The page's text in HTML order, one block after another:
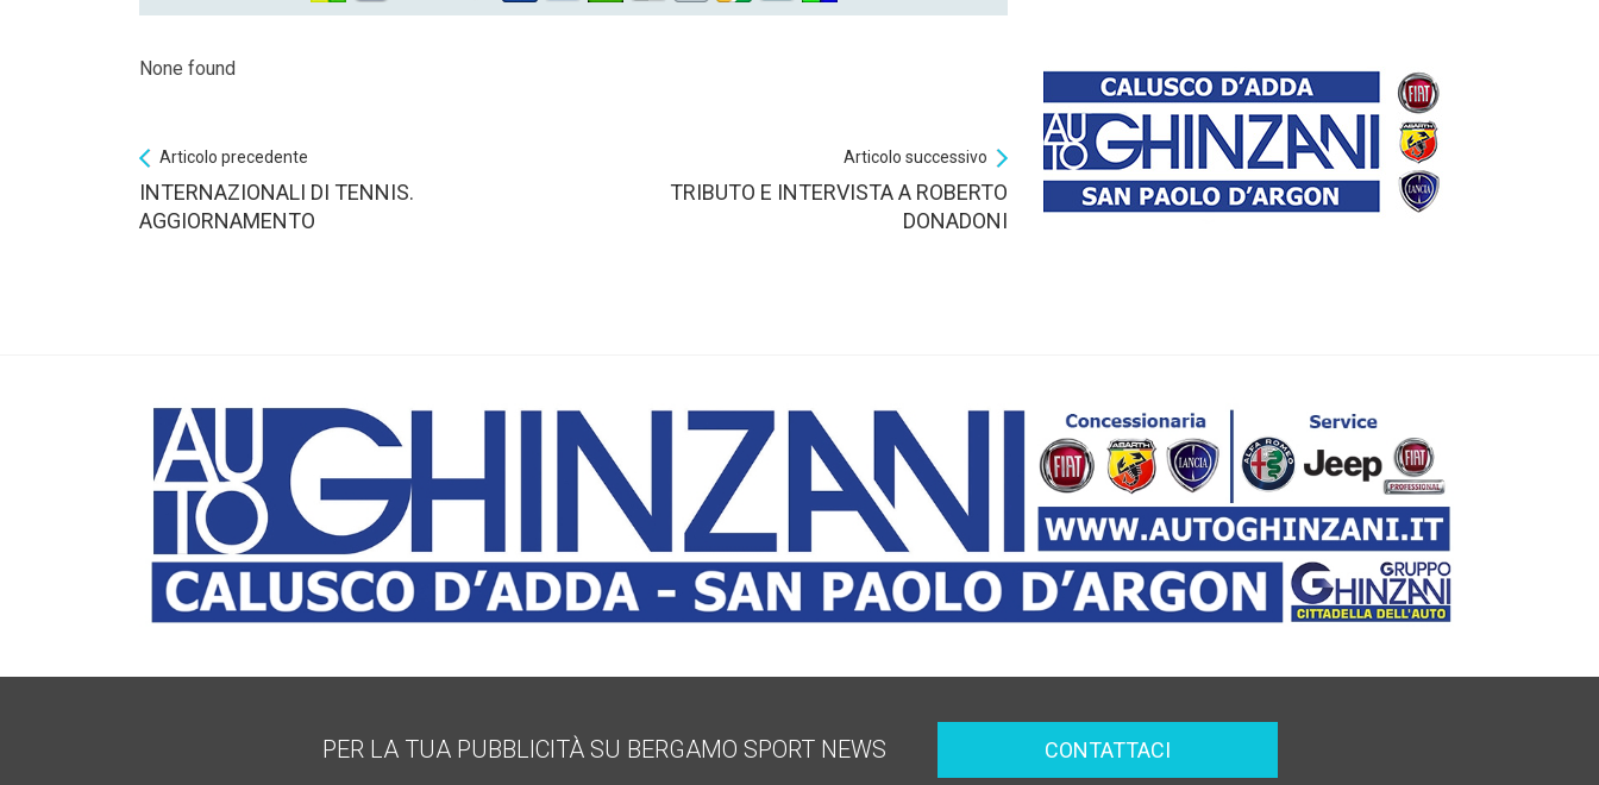
None found
Articolo precedente
INTERNAZIONALI DI TENNIS.
AGGIORNAMENTO
Articolo successivo
TRIBUTO E INTERVISTA A ROBERTO
DONADONI
PER LA TUA PUBBLICITÀ SU BERGAMO SPORT NEWS CONTATTACI